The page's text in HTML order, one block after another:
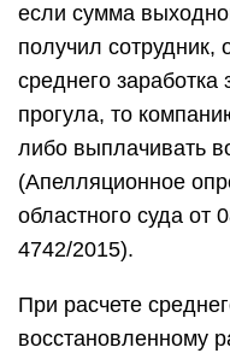
если сумма
получил
среднего
прогула, то
либо выплачивать
(Апелляционное
областного суда
4742/2015).
При расчете
восстановленному